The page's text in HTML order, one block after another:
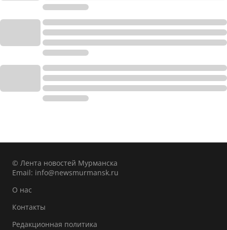
© Лента новостей Мурманска
Email: info@newsmurmansk.ru
О нас
Контакты
Редакционная политика